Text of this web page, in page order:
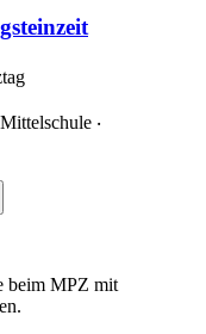
‧
beim MPZ mit